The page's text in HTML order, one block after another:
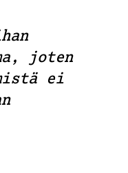
joten
ei